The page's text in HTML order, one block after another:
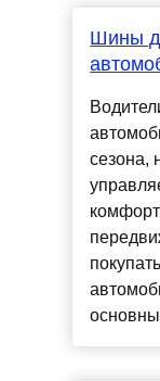
Шины
сезона,